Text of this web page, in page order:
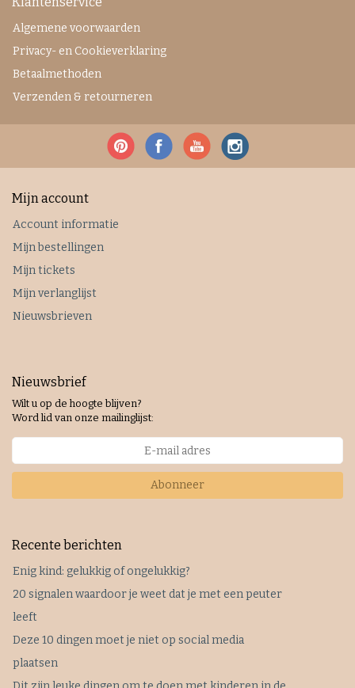
Algemene voorwaarden
Privacy- en Cookieverklaring
Betaalmethoden
Verzenden & retourneren
Mijn account
Account informatie
Mijn bestellingen
Mijn tickets
Mijn verlanglijst
Nieuwsbrieven
Nieuwsbrief
Wilt u op de hoogte blijven?
Word lid van onze mailinglijst:
Abonneer
Recente berichten
Enig kind: gelukkig of ongelukkig?
20 signalen waardoor je weet dat je met een peuter
leeft
Deze 10 dingen moet je niet op social media
plaatsen